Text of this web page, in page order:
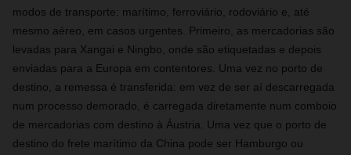
modos de transporte: marítimo, ferroviário, rodoviário e, até
mesmo aéreo, em casos urgentes. Primeiro, as mercadorias são
levadas para Xangai e Ningbo, onde são etiquetadas e depois
enviadas para a Europa em contentores. Uma vez no porto de
destino, a remessa é transferida: em vez de ser aí descarregada
num processo demorado, é carregada diretamente num comboio
de mercadorias com destino à Áustria. Uma vez que o porto de
destino do frete marítimo da China pode ser Hamburgo ou